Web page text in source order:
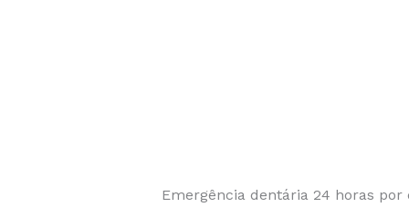
Emergência dentária 24 horas